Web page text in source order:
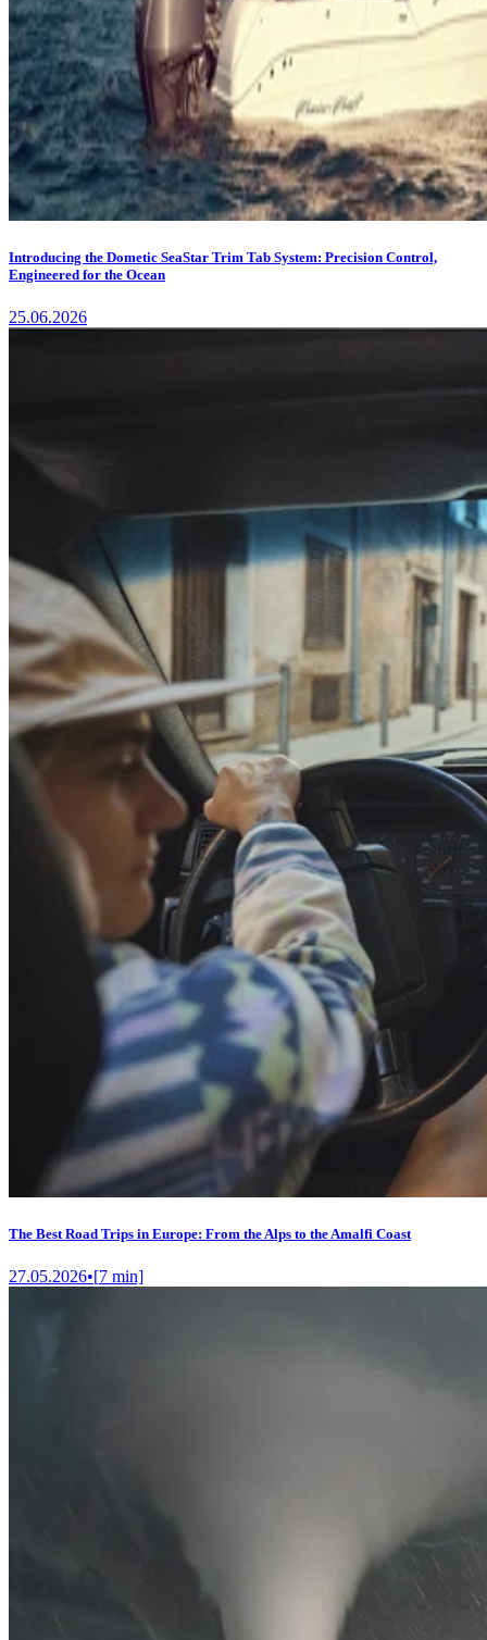
Introducing the Dometic SeaStar Trim Tab System: Precision Control,
Engineered for the Ocean
25.06.2026
The Best Road Trips in Europe: From the Alps to the Amalfi Coast
27.05.2026•[7 min]